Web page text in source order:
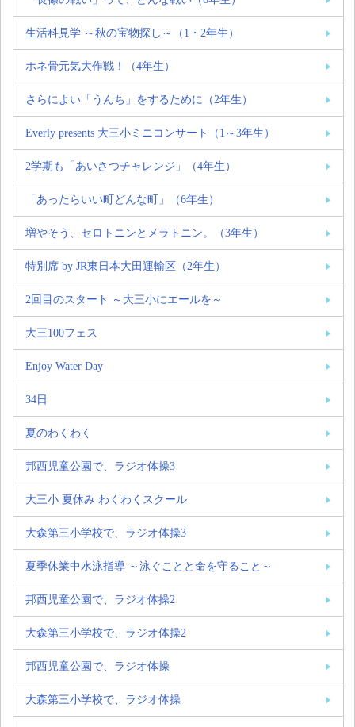
生活科見学 ～秋の宝物探し～（1・2年生）
ホネ骨元気大作戦！（4年生）
さらによい「うんち」をするために（2年生）
Everly presents 大三小ミニコンサート（1～3年生）
2学期も「あいさつチャレンジ」（4年生）
「あったらいい町どんな町」（6年生）
増やそう、セロトニンとメラトニン。（3年生）
特別席 by JR東日本大田運輸区（2年生）
2回目のスタート ～大三小にエールを～
大三100フェス
Enjoy Water Day
34日
夏のわくわく
邦西児童公園で、ラジオ体操3
大三小 夏休み わくわくスクール
大森第三小学校で、ラジオ体操3
夏季休業中水泳指導 ～泳ぐことと命を守ること～
邦西児童公園で、ラジオ体操2
大森第三小学校で、ラジオ体操2
邦西児童公園で、ラジオ体操
大森第三小学校で、ラジオ体操